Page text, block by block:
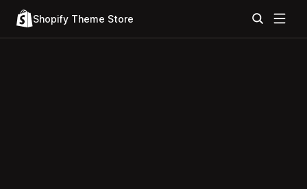
Shopify Theme Store